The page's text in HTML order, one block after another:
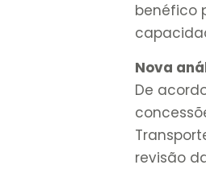
benéfico
Nova
De
revisão